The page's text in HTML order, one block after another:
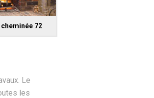
72
Le
les